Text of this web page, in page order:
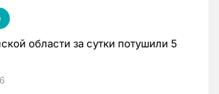
области за сутки потушили 5